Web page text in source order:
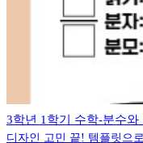
3학년 1학기 수학-분수와
디자인 고민 끝! 템플릿으